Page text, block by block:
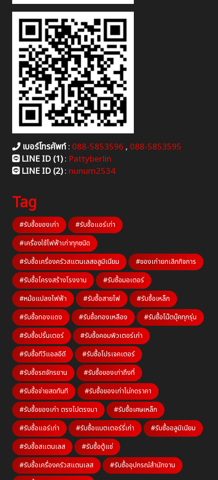
เบอร์โทรศัพท์: 088-5853596, 088-5853595
LINE ID (1): Pattyberlin
LINE ID (2): nunum2534
Tag
#รับซื้อของเก่า
#รับซื้อแอร์เก่า
#เครื่องใช้ไฟฟ้าเก่าทุกชนิด
#รับซื้อเครื่องครัวสแตนเลสอลูมิเนียม
#ของเก่ายกเลิกกิจการ
#รับซื้อโครงสร้างโรงงาน
#รับซื้อมอเตอร์
#หม้อแปลงไฟฟ้า
#รับซื้อสายไฟ
#รับซื้อเหล็ก
#รับซื้อทองแดง
#รับซื้อทองเหลือง
#รับซื้อโน๊ตบุ๊คทุกรุ่น
#รับซื้อปริ้นเตอร์
#รับซื้อคอมพิวเตอร์เก่า
#รับซื้อทีวีแอลอีดี
#รับซื้อโปรเจคเตอร์
#รับซื้อรถจักรยาน
#รับซื้อของเก่าถึงที่
#รับซื้อจ่ายสดทันที
#รับซื้อของเก่าไม่กดราคา
#รับซื้อของเก่า ตรงไปตรงมา
#รับซื้อเศษเหล็ก
#รับซื้อแอร์เก่า
#รับซื้อแบตเตอร์รี่เก่า
#รับซื้ออลูมิเนียม
#รับซื้อสแตนเลส
#รับซื้อตู้แช่
#รับซื้อเครื่องครัวสแตนเลส
#รับซื้ออุปกรณ์สำนักงาน